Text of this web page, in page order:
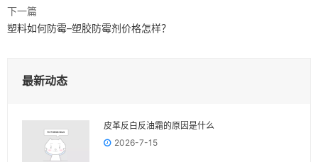
下一篇
塑料如何防霉–塑胶防霉剂价格怎样？
最新动态
皮革反白反油霜的原因是什么
2026-7-15